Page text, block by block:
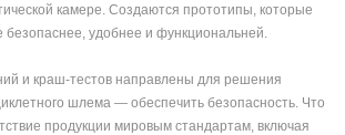
камере. Создаются прототипы, которые
удобнее и функциональней.
и краш-тестов направлены для решения
шлема — обеспечить безопасность. Что
продукции мировым стандартам, включая